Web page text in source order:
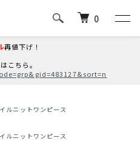
再値下げ！
こちら。
0
ルニットワンピース
ルニットワンピース